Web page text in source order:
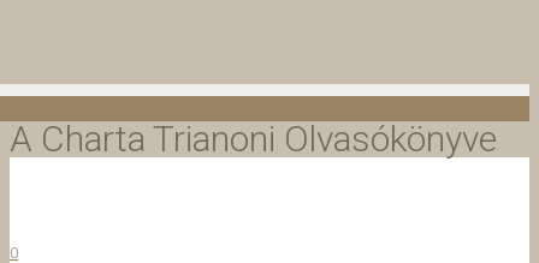
A Charta Trianoni Olvasókönyve
0